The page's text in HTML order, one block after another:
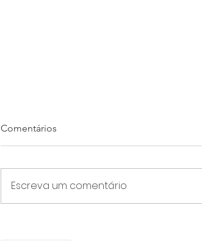
Comentários
Escreva um comentário